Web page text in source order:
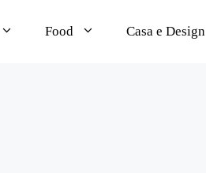
Food Casa e Design